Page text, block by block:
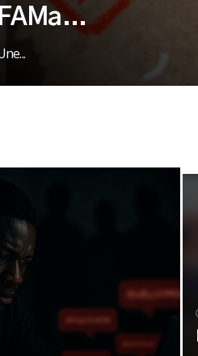
FAMa...